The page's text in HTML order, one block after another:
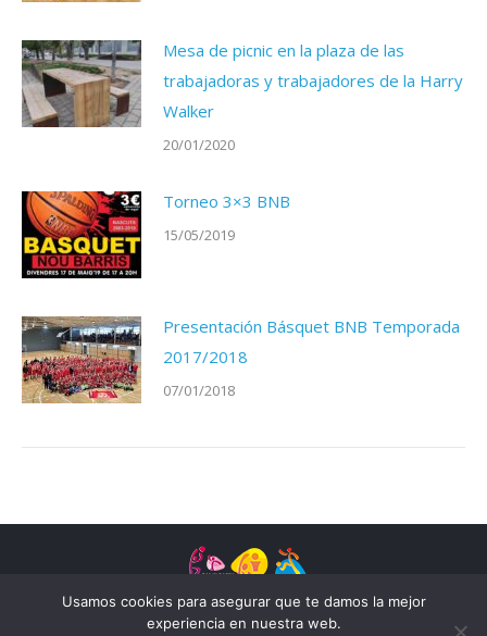
Mesa de picnic en la plaza de las
trabajadoras y trabajadores de la Harry
Walker
20/01/2020
Torneo 3×3 BNB
15/05/2019
Presentación Básquet BNB Temporada
2017/2018
07/01/2018
Usamos cookies para asegurar que te damos la mejor
experiencia en nuestra web.